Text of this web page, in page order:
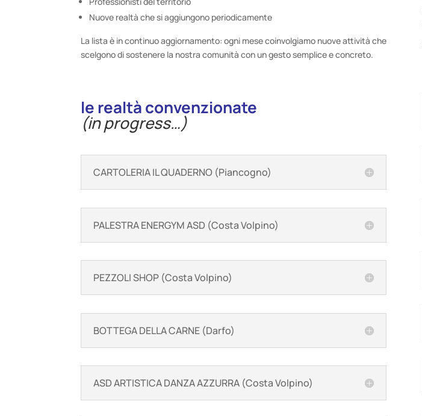
Nuove realtà che si aggiungono periodicamente
La lista è in continuo aggiornamento: ogni mese coinvolgiamo nuove attività che
scelgono di sostenere la nostra comunità con un gesto semplice e concreto.
le realtà convenzionate
(in progress…)
CARTOLERIA IL QUADERNO (Piancogno)
PALESTRA ENERGYM ASD (Costa Volpino)
PEZZOLI SHOP (Costa Volpino)
BOTTEGA DELLA CARNE (Darfo)
ASD ARTISTICA DANZA AZZURRA (Costa Volpino)